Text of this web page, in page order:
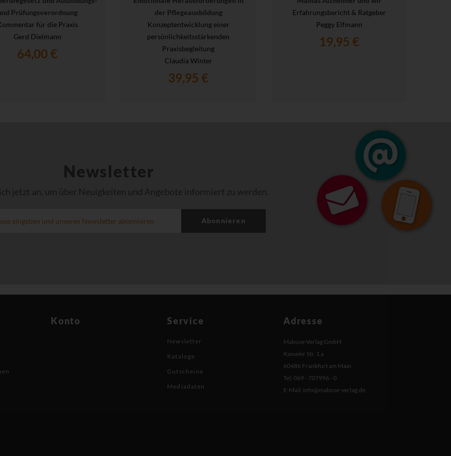
Prüfungsverordnung
für die Praxis
Gerd Dielmann
64,00 €
der Pflegeausbildung
Konzeptentwicklung einer
persönlichkeitsstärkenden
Praxisbegleitung
Claudia Winter
39,95 €
Erfahrungsbericht & Ratgeber
Peggy Elfmann
19,95 €
Newsletter
jetzt an, um über Neuigkeiten und Angebote informiert zu werden.
Abonnieren
Konto Service
Newsletter
Kataloge
Gutscheine
Mediadaten
Adresse
Mabuse-Verlag GmbH
Kasseler Str. 1 a
60486 Frankfurt am Main
Tel: 069 - 707996 - 0
E-Mail: info@mabuse-verlag.de